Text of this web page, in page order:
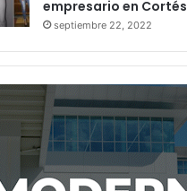
empresario en Cortés
septiembre 22, 2022